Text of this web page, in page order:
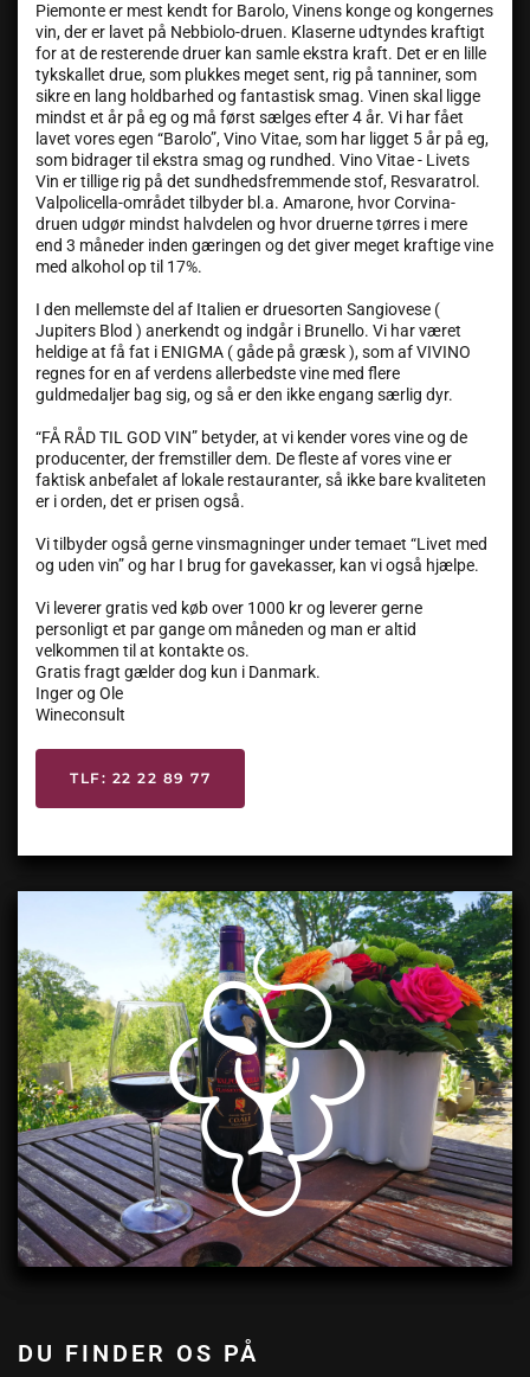
Piemonte er mest kendt for Barolo, Vinens konge og kongernes
vin, der er lavet på Nebbiolo-druen. Klaserne udtyndes kraftigt
for at de resterende druer kan samle ekstra kraft. Det er en lille
tykskallet drue, som plukkes meget sent, rig på tanniner, som
sikre en lang holdbarhed og fantastisk smag. Vinen skal ligge
mindst et år på eg og må først sælges efter 4 år. Vi har fået
lavet vores egen “Barolo”, Vino Vitae, som har ligget 5 år på eg,
som bidrager til ekstra smag og rundhed. Vino Vitae - Livets
Vin er tillige rig på det sundhedsfremmende stof, Resvaratrol.
Valpolicella-området tilbyder bl.a. Amarone, hvor Corvina-
druen udgør mindst halvdelen og hvor druerne tørres i mere
end 3 måneder inden gæringen og det giver meget kraftige vine
med alkohol op til 17%.
I den mellemste del af Italien er druesorten Sangiovese (
Jupiters Blod ) anerkendt og indgår i Brunello. Vi har været
heldige at få fat i ENIGMA ( gåde på græsk ), som af VIVINO
regnes for en af verdens allerbedste vine med flere
guldmedaljer bag sig, og så er den ikke engang særlig dyr.
“FÅ RÅD TIL GOD VIN” betyder, at vi kender vores vine og de
producenter, der fremstiller dem. De fleste af vores vine er
faktisk anbefalet af lokale restauranter, så ikke bare kvaliteten
er i orden, det er prisen også.
Vi tilbyder også gerne vinsmagninger under temaet “Livet med
og uden vin” og har I brug for gavekasser, kan vi også hjælpe.
Vi leverer gratis ved køb over 1000 kr og leverer gerne
personligt et par gange om måneden og man er altid
velkommen til at kontakte os.
Gratis fragt gælder dog kun i Danmark.
Inger og Ole
Wineconsult
TLF: 22 22 89 77
DU FINDER OS PÅ